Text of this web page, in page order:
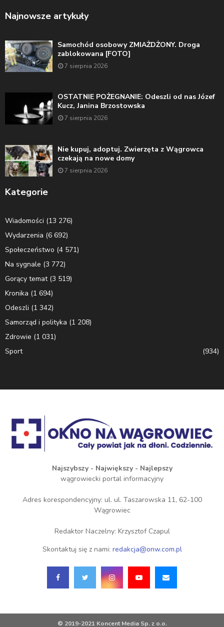
Najnowsze artykuły
Samochód osobowy ZMIAŻDŻONY. Droga
zablokowana [FOTO]
7 sierpnia 2026
OSTATNIE POŻEGNANIE: Odeszli od nas Józef
Kucz, Janina Brzostowska
7 sierpnia 2026
Nie kupuj, adoptuj. Zwierzęta z Wągrowca
czekają na nowe domy
7 sierpnia 2026
Kategorie
Wiadomości (13 276)
Wydarzenia (6 692)
Społeczeństwo (4 571)
Na sygnale (3 772)
Gorący temat(3 519)
Kronika (1 694)
Odeszli (1 342)
Samorząd i polityka (1 208)
Zdrowie (1 031)
Sport
(934)
Najszybszy - Największy - Najlepszy
wągrowiecki portal informacyjny
Adres korespondencyjny: ul. ul. Taszarowska 11, 62-100
Wągrowiec
Redaktor Naczelny: Krzysztof Czapul
Skontaktuj się z nami: redakcja@onw.com.pl
© 2019-2021 Koncent Media Sp. z o.o.